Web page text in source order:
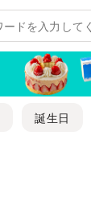
誕生日